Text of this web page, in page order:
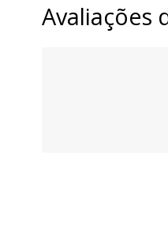
Avaliações